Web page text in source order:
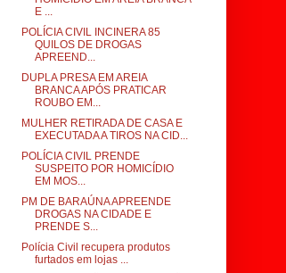
E ...
POLÍCIA CIVIL INCINERA 85
QUILOS DE DROGAS
APREEND...
DUPLA PRESA EM AREIA
BRANCA APÓS PRATICAR
ROUBO EM...
MULHER RETIRADA DE CASA E
EXECUTADA A TIROS NA CID...
POLÍCIA CIVIL PRENDE
SUSPEITO POR HOMICÍDIO
EM MOS...
PM DE BARAÚNA APREENDE
DROGAS NA CIDADE E
PRENDE S...
Polícia Civil recupera produtos
furtados em lojas ...